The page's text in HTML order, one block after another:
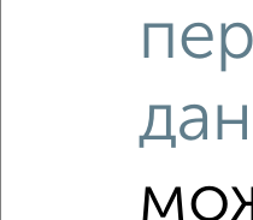
2-к квартира, вторичка,
236 600 ₽
Агентство, 06.08.2026